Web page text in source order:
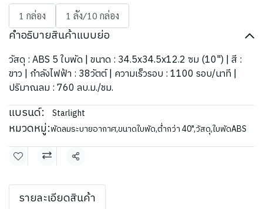
1 กล่อง 1 ลัง/10 กล่อง
คำอธิบายสินค้าแบบย่อ
วัสดุ : ABS 5 ใบพัด | ขนาด : 34.5x34.5x12.2 ซม (10") | สี :
ขาว | กำลังไฟฟ้า : 38วัตต์ | ความเร็วรอบ : 1100 รอบ/นาที |
ปริมาณลม : 760 ลบ.ม./ชม.
แบรนด์: Starlight
หมวดหมู่:พัดลมระบายอากาศ,ขนาดใบพัด,ต่ำกว่า 40",วัสดุ,ใบพัดABS
แชร์
รายละเอียดสินค้า